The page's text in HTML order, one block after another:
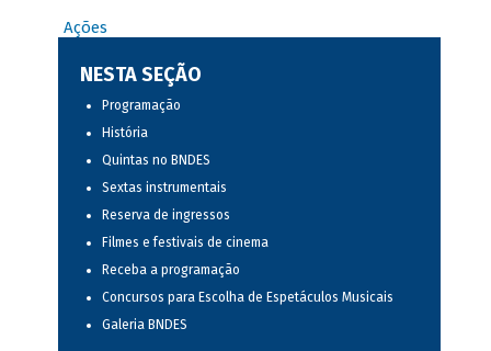
Ações
NESTA SEÇÃO
Programação
História
Quintas no BNDES
Sextas instrumentais
Reserva de ingressos
Filmes e festivais de cinema
Receba a programação
Concursos para Escolha de Espetáculos Musicais
Galeria BNDES